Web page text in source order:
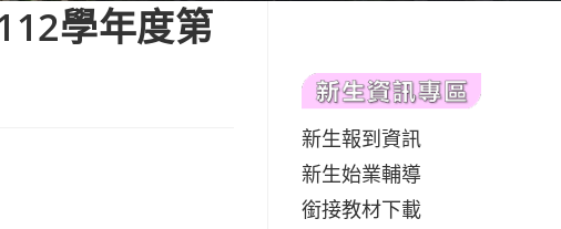
學年度第
新生報到資訊
新生始業輔導
銜接教材下載